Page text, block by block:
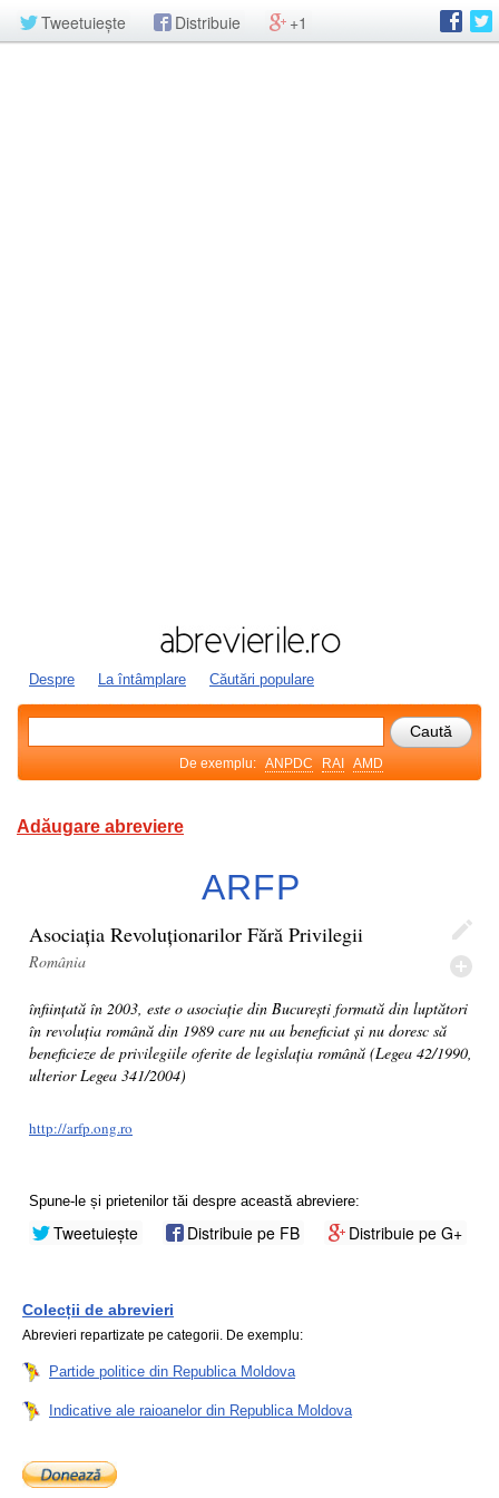
Tweetuiește Distribuie +1
Despre La întâmplare Căutări populare
De exemplu: ANPDC RAI AMD
Adăugare abreviere
ARFP
Asociația Revoluționarilor Fără Privilegii
România
înființată în 2003, este o asociație din București formată din luptători
în revoluția română din 1989 care nu au beneficiat și nu doresc să
beneficieze de privilegiile oferite de legislația română (Legea 42/1990,
ulterior Legea 341/2004)
http://arfp.ong.ro
Spune-le și prietenilor tăi despre această abreviere:
Tweetuiește Distribuie pe FB Distribuie pe G+
Colecții de abrevieri
Abrevieri repartizate pe categorii. De exemplu:
Partide politice din Republica Moldova
Indicative ale raioanelor din Republica Moldova